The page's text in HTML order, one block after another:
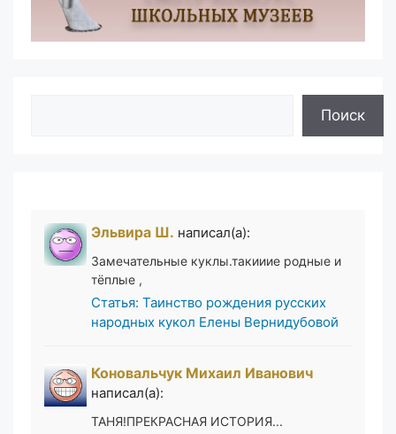
Поиск
Эльвира Ш. написал(а):
Замечательные куклы.такииие родные и
тёплые ,
Статья: Таинство рождения русских
народных кукол Елены Вернидубовой
Коновальчук Михаил Иванович
написал(а):
ТАНЯ!ПРЕКРАСНАЯ ИСТОРИЯ...